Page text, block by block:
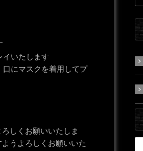
イいたします
口にマスクを着用してプ
しくお願いいたしま
うよろしくお願いいた